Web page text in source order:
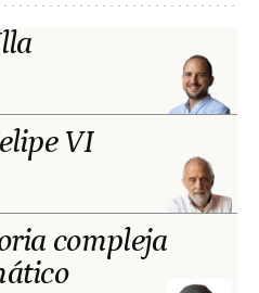
VI
compleja